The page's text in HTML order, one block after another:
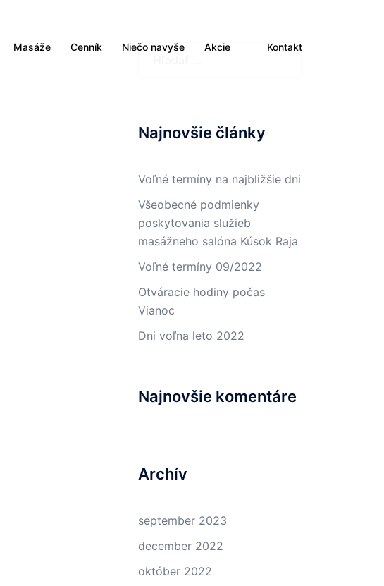
Masáže Cenník Niečo navyše Akcie Kontakt
Hľadať:
Najnovšie články
Voľné termíny na najbližšie dni
Všeobecné podmienky
poskytovania služieb
masážneho salóna Kúsok Raja
Voľné termíny 09/2022
Otváracie hodiny počas
Vianoc
Dni voľna leto 2022
Najnovšie komentáre
Archív
september 2023
december 2022
október 2022